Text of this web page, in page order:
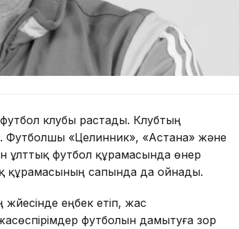
клубы растады. Клубтың
Футболшы «Целинник», «Астана» және
ұлттық футбол құрамасында өнер
құрамасының сапында да ойнады.
еңбек етіп, жас
футболын дамытуға зор